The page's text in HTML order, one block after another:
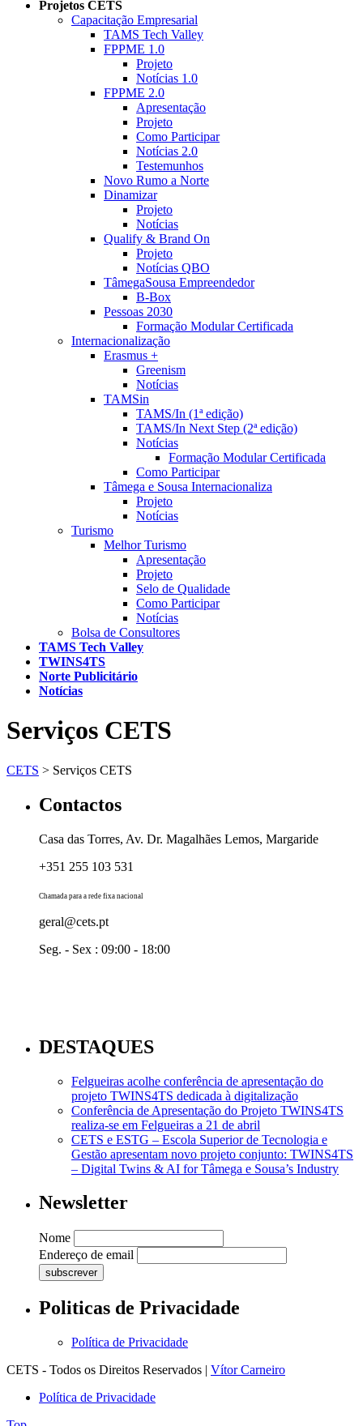
Projetos CETS
Capacitação Empresarial
TAMS Tech Valley
FPPME 1.0
Projeto
Notícias 1.0
FPPME 2.0
Apresentação
Projeto
Como Participar
Notícias 2.0
Testemunhos
Novo Rumo a Norte
Dinamizar
Projeto
Notícias
Qualify & Brand On
Projeto
Notícias QBO
TâmegaSousa Empreendedor
B-Box
Pessoas 2030
Formação Modular Certificada
Internacionalização
Erasmus +
Greenism
Notícias
TAMSin
TAMS/In (1ª edição)
TAMS/In Next Step (2ª edição)
Notícias
Formação Modular Certificada
Como Participar
Tâmega e Sousa Internacionaliza
Projeto
Notícias
Turismo
Melhor Turismo
Apresentação
Projeto
Selo de Qualidade
Como Participar
Notícias
Bolsa de Consultores
TAMS Tech Valley
TWINS4TS
Norte Publicitário
Notícias
Serviços CETS
CETS > Serviços CETS
Contactos
Casa das Torres, Av. Dr. Magalhães Lemos, Margaride
+351 255 103 531
Chamada para a rede fixa nacional
geral@cets.pt
Seg. - Sex : 09:00 - 18:00
DESTAQUES
Felgueiras acolhe conferência de apresentação do
projeto TWINS4TS dedicada à digitalização
Conferência de Apresentação do Projeto TWINS4TS
realiza-se em Felgueiras a 21 de abril
CETS e ESTG – Escola Superior de Tecnologia e
Gestão apresentam novo projeto conjunto: TWINS4TS
– Digital Twins & AI for Tâmega e Sousa’s Industry
Newsletter
Nome
Endereço de email
Politicas de Privacidade
Política de Privacidade
CETS - Todos os Direitos Reservados | Vítor Carneiro
Política de Privacidade